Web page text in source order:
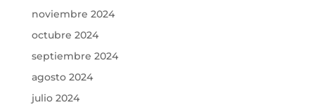
noviembre 2024
octubre 2024
septiembre 2024
agosto 2024
julio 2024